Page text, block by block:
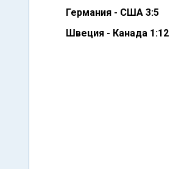
Германия - США 3:5
Швеция - Канада 1:12